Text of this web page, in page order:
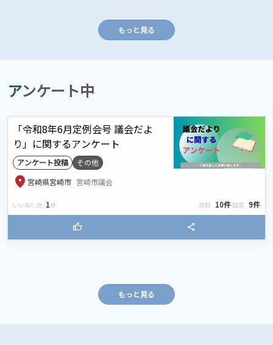
もっと見る
アンケート中
「令和8年6月定例会号 議会だよ
り」に関するアンケート
アンケート投稿 その他
location_on 宮崎県宮崎市 宮崎市議会
いいね!..他 1件 項目 10件 回答 9件
thumb_up share
もっと見る